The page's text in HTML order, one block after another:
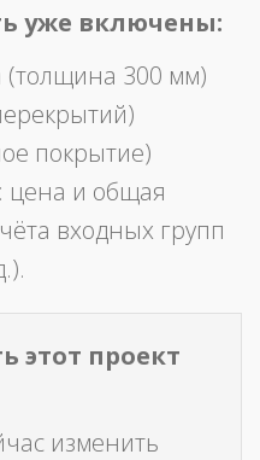
уже включены:
(толщина 300 мм)
покрытие)
и общая
входных групп
этот проект
изменить